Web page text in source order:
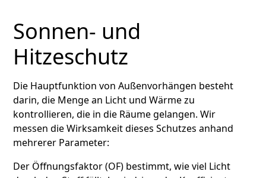
Sonnen- und
Hitzeschutz
Die Hauptfunktion von Außenvorhängen besteht
darin, die Menge an Licht und Wärme zu
kontrollieren, die in die Räume gelangen. Wir
messen die Wirksamkeit dieses Schutzes anhand
mehrerer Parameter:
Der Öffnungsfaktor (OF) bestimmt, wie viel Licht